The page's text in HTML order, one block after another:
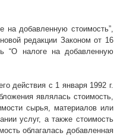
на добавленную стоимость”,
редакции Законом от 16
“О налоге на добавленную
действия с 1 января 1992 г.
являлась стоимость,
сырья, материалов или
услуг, а также стоимость
облагалась добавленная